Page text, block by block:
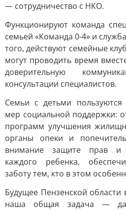
— сотрудничество с НКО.
Функционируют команда
семьей «Команда 0-4» и
того, действуют семейные
могут проводить время
доверительную
консультации специалистов.
Семьи с детьми
мер социальной поддержки:
программ улучшения
органы опеки и
внимание защите прав и
каждого ребенка,
заботу тем, кто в этом
Будущее Пензенской области
наша общая задача —